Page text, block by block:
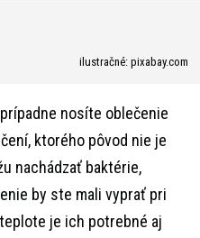
ilustračné: pixabay.com
nosíte oblečenie
ktorého pôvod nie je
nachádzať baktérie,
by ste mali vyprať pri
je ich potrebné aj